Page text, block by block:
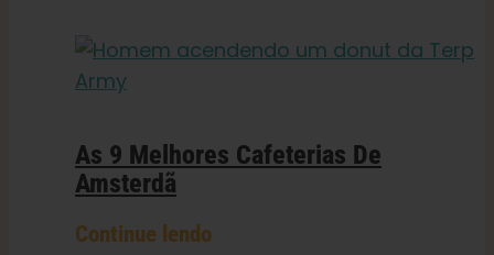
As 9 Melhores Cafeterias De
Amsterdã
Continue lendo